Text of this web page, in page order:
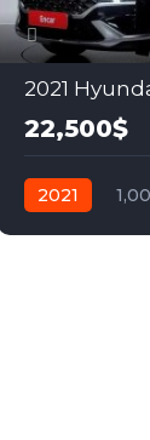
2021
22,500$
2021